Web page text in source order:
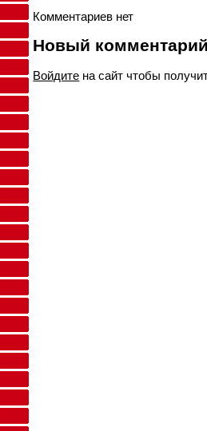
Комментариев нет
Новый
Войдите на сайт чтобы